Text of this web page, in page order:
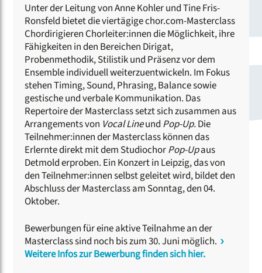
Unter der Leitung von Anne Kohler und Tine Fris-
Ronsfeld bietet die viertägige chor.com-Masterclass
Chordirigieren Chorleiter:innen die Möglichkeit, ihre
Fähigkeiten in den Bereichen Dirigat,
Probenmethodik, Stilistik und Präsenz vor dem
Ensemble individuell weiterzuentwickeln. Im Fokus
stehen Timing, Sound, Phrasing, Balance sowie
gestische und verbale Kommunikation. Das
Repertoire der Masterclass setzt sich zusammen aus
Arrangements von Vocal Lineund Pop-Up.Die
Teilnehmer:innen der Masterclass können das
Erlernte direkt mit dem StudiochorPop-Upaus
Detmold erproben. Ein Konzert in Leipzig, das von
den Teilnehmer:innen selbst geleitet wird, bildet den
Abschluss der Masterclass am Sonntag, den 04.
Oktober.
Bewerbungen für eine aktive Teilnahme an der
Masterclass sind noch bis zum 30. Juni möglich.
Weitere Infos zur Bewerbung finden sich hier.